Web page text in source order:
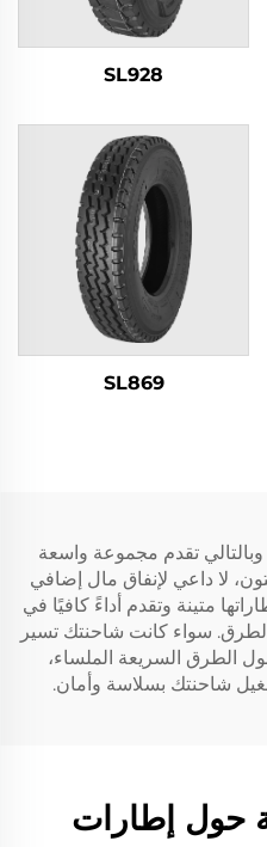
SL928
SL869
تقدم مجموعة واسعة
لا داعي لإنفاق مال إضافي
متينة وتقدم أداءً كافيًا في
سواء كانت شاحنتك تسير
الطرق السريعة الملساء،
شاحنتك بسلاسة وأمان.
حول إطارات